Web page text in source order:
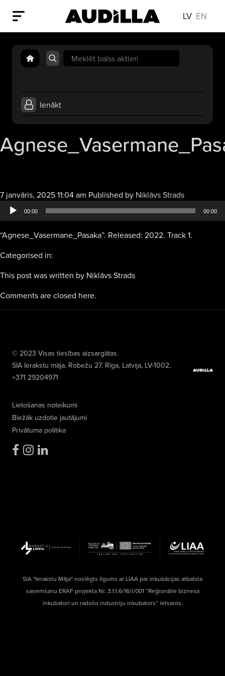
LV EN
Search
for:
Ienākt
7 janvāris, 2025 11:04 am Published by Niklāvs StradsAudio
atskaņotājs
00:00 00:00
“Agnese_Vasermane_Pasaka”. Released: 2022. Track 1.
Categorised in:
This post was written by Niklāvs Strads
Comments are closed here.
Lietošanas noteikumi
Biežāk uzdotie jautājumi
Privātuma politika
© 2023 Visas tiesības aizsargātas.
SIA Ierakstu māja, Robežu 27, Rīga, Latvija, LV-1002,
+371 29204971
SIA "Ierakstu Māja" noslēgts līgums ar LIAA par inkubācijas atbalsta
saņemšanu ERAF projekta Nr. 3.1.1.6/16/I/001 “Reģionālie biznesa
inkubatori un radošo industriju inkubators” ietvaros.